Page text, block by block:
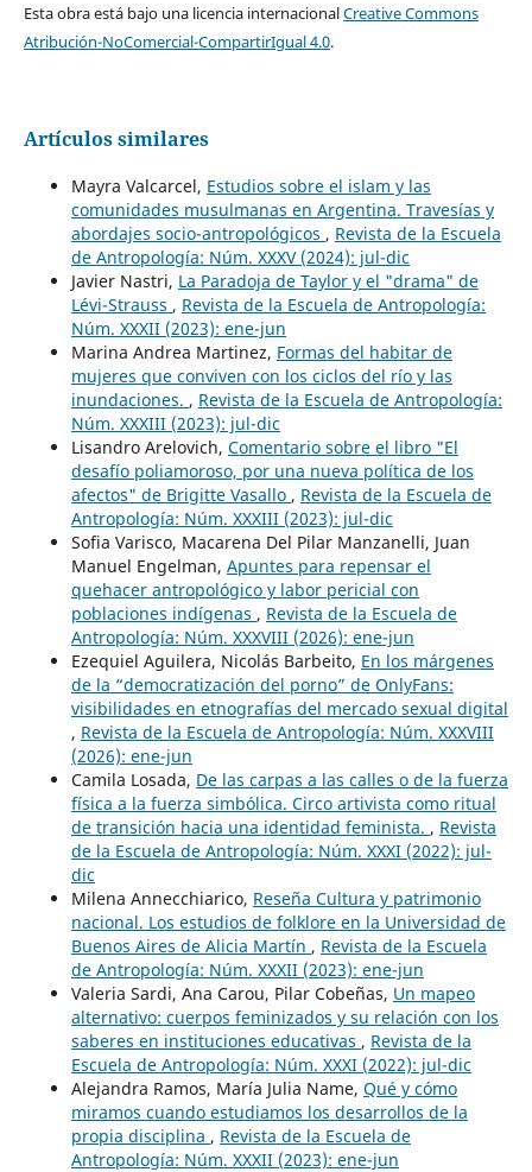
Esta obra está bajo una licencia internacionalCreative Commons
Atribución-NoComercial-CompartirIgual 4.0.
Artículos similares
Mayra Valcarcel, Estudios sobre el islam y las
comunidades musulmanas en Argentina. Travesías y
abordajes socio-antropológicos , Revista de la Escuela
de Antropología: Núm. XXXV (2024): jul-dic
Javier Nastri, La Paradoja de Taylor y el "drama" de
Lévi-Strauss , Revista de la Escuela de Antropología:
Núm. XXXII (2023): ene-jun
Marina Andrea Martinez, Formas del habitar de
mujeres que conviven con los ciclos del río y las
inundaciones. , Revista de la Escuela de Antropología:
Núm. XXXIII (2023): jul-dic
Lisandro Arelovich, Comentario sobre el libro "El
desafío poliamoroso, por una nueva política de los
afectos" de Brigitte Vasallo , Revista de la Escuela de
Antropología: Núm. XXXIII (2023): jul-dic
Sofia Varisco, Macarena Del Pilar Manzanelli, Juan
Manuel Engelman, Apuntes para repensar el
quehacer antropológico y labor pericial con
poblaciones indígenas , Revista de la Escuela de
Antropología: Núm. XXXVIII (2026): ene-jun
Ezequiel Aguilera, Nicolás Barbeito, En los márgenes
de la “democratización del porno” de OnlyFans:
visibilidades en etnografías del mercado sexual digital
, Revista de la Escuela de Antropología: Núm. XXXVIII
(2026): ene-jun
Camila Losada, De las carpas a las calles o de la fuerza
física a la fuerza simbólica. Circo artivista como ritual
de transición hacia una identidad feminista. , Revista
de la Escuela de Antropología: Núm. XXXI (2022): jul-
dic
Milena Annecchiarico, Reseña Cultura y patrimonio
nacional. Los estudios de folklore en la Universidad de
Buenos Aires de Alicia Martín , Revista de la Escuela
de Antropología: Núm. XXXII (2023): ene-jun
Valeria Sardi, Ana Carou, Pilar Cobeñas, Un mapeo
alternativo: cuerpos feminizados y su relación con los
saberes en instituciones educativas , Revista de la
Escuela de Antropología: Núm. XXXI (2022): jul-dic
Alejandra Ramos, María Julia Name, Qué y cómo
miramos cuando estudiamos los desarrollos de la
propia disciplina , Revista de la Escuela de
Antropología: Núm. XXXII (2023): ene-jun